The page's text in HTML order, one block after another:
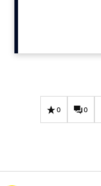
Effectiviteit
0 0